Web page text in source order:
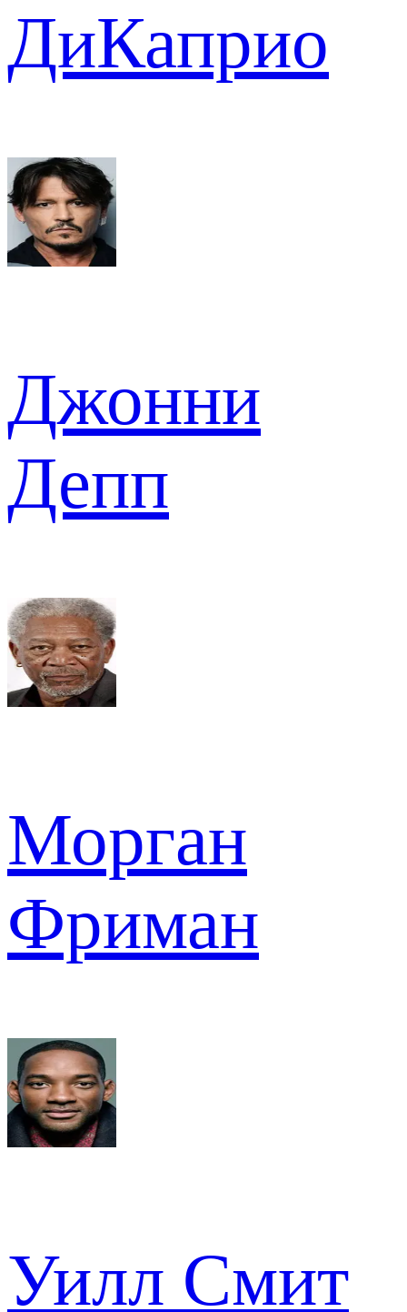
ДиКаприо
Джонни
Депп
Морган
Фриман
Уилл Смит